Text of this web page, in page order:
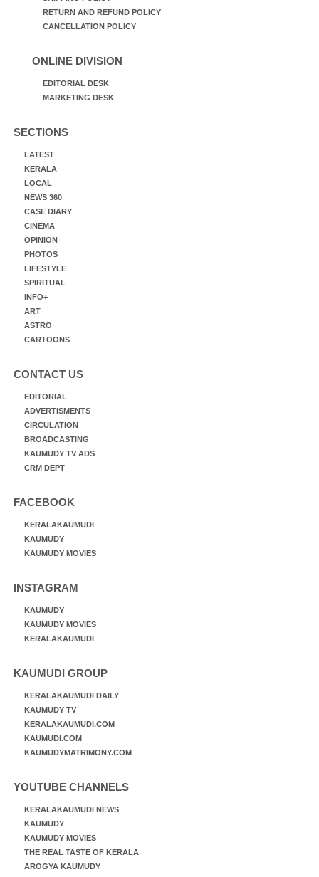
RETURN AND REFUND POLICY
CANCELLATION POLICY
ONLINE DIVISION
EDITORIAL DESK
MARKETING DESK
SECTIONS
LATEST
KERALA
LOCAL
NEWS 360
CASE DIARY
CINEMA
OPINION
PHOTOS
LIFESTYLE
SPIRITUAL
INFO+
ART
ASTRO
CARTOONS
CONTACT US
EDITORIAL
ADVERTISMENTS
CIRCULATION
BROADCASTING
KAUMUDY TV ADS
CRM DEPT
FACEBOOK
KERALAKAUMUDI
KAUMUDY
KAUMUDY MOVIES
INSTAGRAM
KAUMUDY
KAUMUDY MOVIES
KERALAKAUMUDI
KAUMUDI GROUP
KERALAKAUMUDI DAILY
KAUMUDY TV
KERALAKAUMUDI.COM
KAUMUDI.COM
KAUMUDYMATRIMONY.COM
YOUTUBE CHANNELS
KERALAKAUMUDI NEWS
KAUMUDY
KAUMUDY MOVIES
THE REAL TASTE OF KERALA
AROGYA KAUMUDY